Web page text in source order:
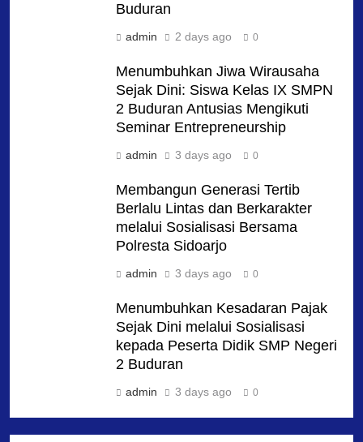
Buduran
admin 2 days ago 0
Menumbuhkan Jiwa Wirausaha
Sejak Dini: Siswa Kelas IX SMPN
2 Buduran Antusias Mengikuti
Seminar Entrepreneurship
admin 3 days ago 0
Membangun Generasi Tertib
Berlalu Lintas dan Berkarakter
melalui Sosialisasi Bersama
Polresta Sidoarjo
admin 3 days ago 0
Menumbuhkan Kesadaran Pajak
Sejak Dini melalui Sosialisasi
kepada Peserta Didik SMP Negeri
2 Buduran
admin 3 days ago 0